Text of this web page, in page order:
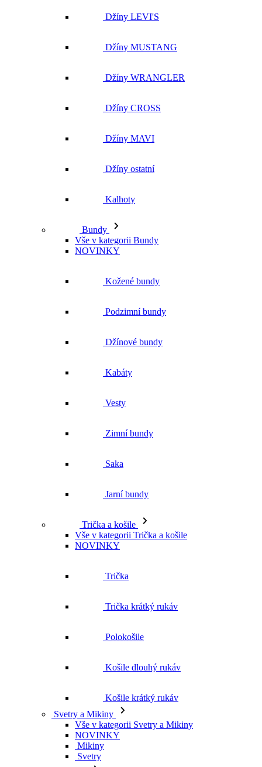
Džíny LEVI'S
Džíny MUSTANG
Džíny WRANGLER
Džíny CROSS
Džíny MAVI
Džíny ostatní
Kalhoty
Bundy
Vše v kategorii Bundy
NOVINKY
Kožené bundy
Podzimní bundy
Džínové bundy
Kabáty
Vesty
Zimní bundy
Saka
Jarní bundy
Trička a košile
Vše v kategorii Trička a košile
NOVINKY
Trička
Trička krátký rukáv
Polokošile
Košile dlouhý rukáv
Košile krátký rukáv
Svetry a Mikiny
Vše v kategorii Svetry a Mikiny
NOVINKY
Mikiny
Svetry